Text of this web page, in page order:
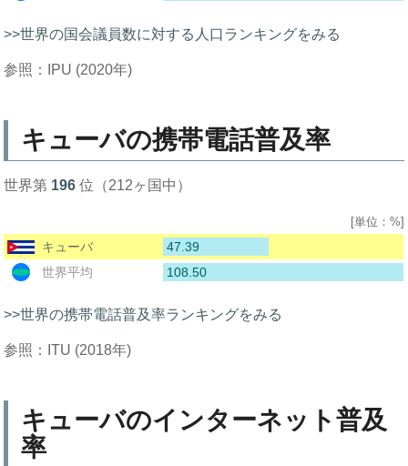
>>世界の国会議員数に対する人口ランキングをみる
参照：IPU (2020年)
キューバの携帯電話普及率
世界第 196 位（212ヶ国中）
[単位：%]
キューバ
47.39
世界平均
108.50
>>世界の携帯電話普及率ランキングをみる
参照：ITU (2018年)
キューバのインターネット普及
率